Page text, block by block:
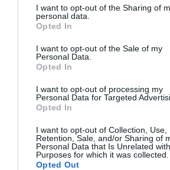
I want to opt-out of the Sharing of
personal data.
Opted In
I want to opt-out of the Sale of my
Personal Data.
Opted In
I want to opt-out of processing my
Personal Data for Targeted
Opted In
I want to opt-out of Collection, Use,
Retention, Sale, and/or Sharing of
Personal Data that Is Unrelated
Purposes for which it was collected.
Opted Out